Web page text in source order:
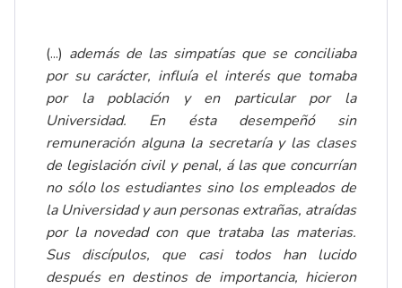
(...) además de las simpatías que se conciliaba
por su carácter, influía el interés que tomaba
por la población y en particular por la
Universidad. En ésta desempeñó sin
remuneración alguna la secretaría y las clases
de legislación civil y penal, á las que concurrían
no sólo los estudiantes sino los empleados de
la Universidad y aun personas extrañas, atraídas
por la novedad con que trataba las materias.
Sus discípulos, que casi todos han lucido
después en destinos de importancia, hicieron